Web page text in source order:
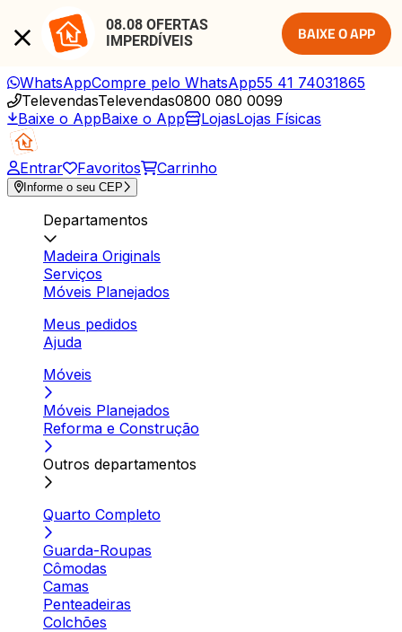
08.08 OFERTAS
IMPERDÍVEIS
BAIXE O APP
WhatsAppCompre pelo WhatsApp55 41 74031865
TelevendasTelevendas0800 080 0099
Baixe o AppBaixe o App LojasLojas Físicas
Entrar Favoritos Carrinho
Informe o seu CEP
Departamentos
Madeira Originals
Serviços
Móveis Planejados
Meus pedidos
Ajuda
Móveis
Móveis Planejados
Reforma e Construção
Outros departamentos
Quarto Completo
Guarda-Roupas
Cômodas
Camas
Penteadeiras
Colchões